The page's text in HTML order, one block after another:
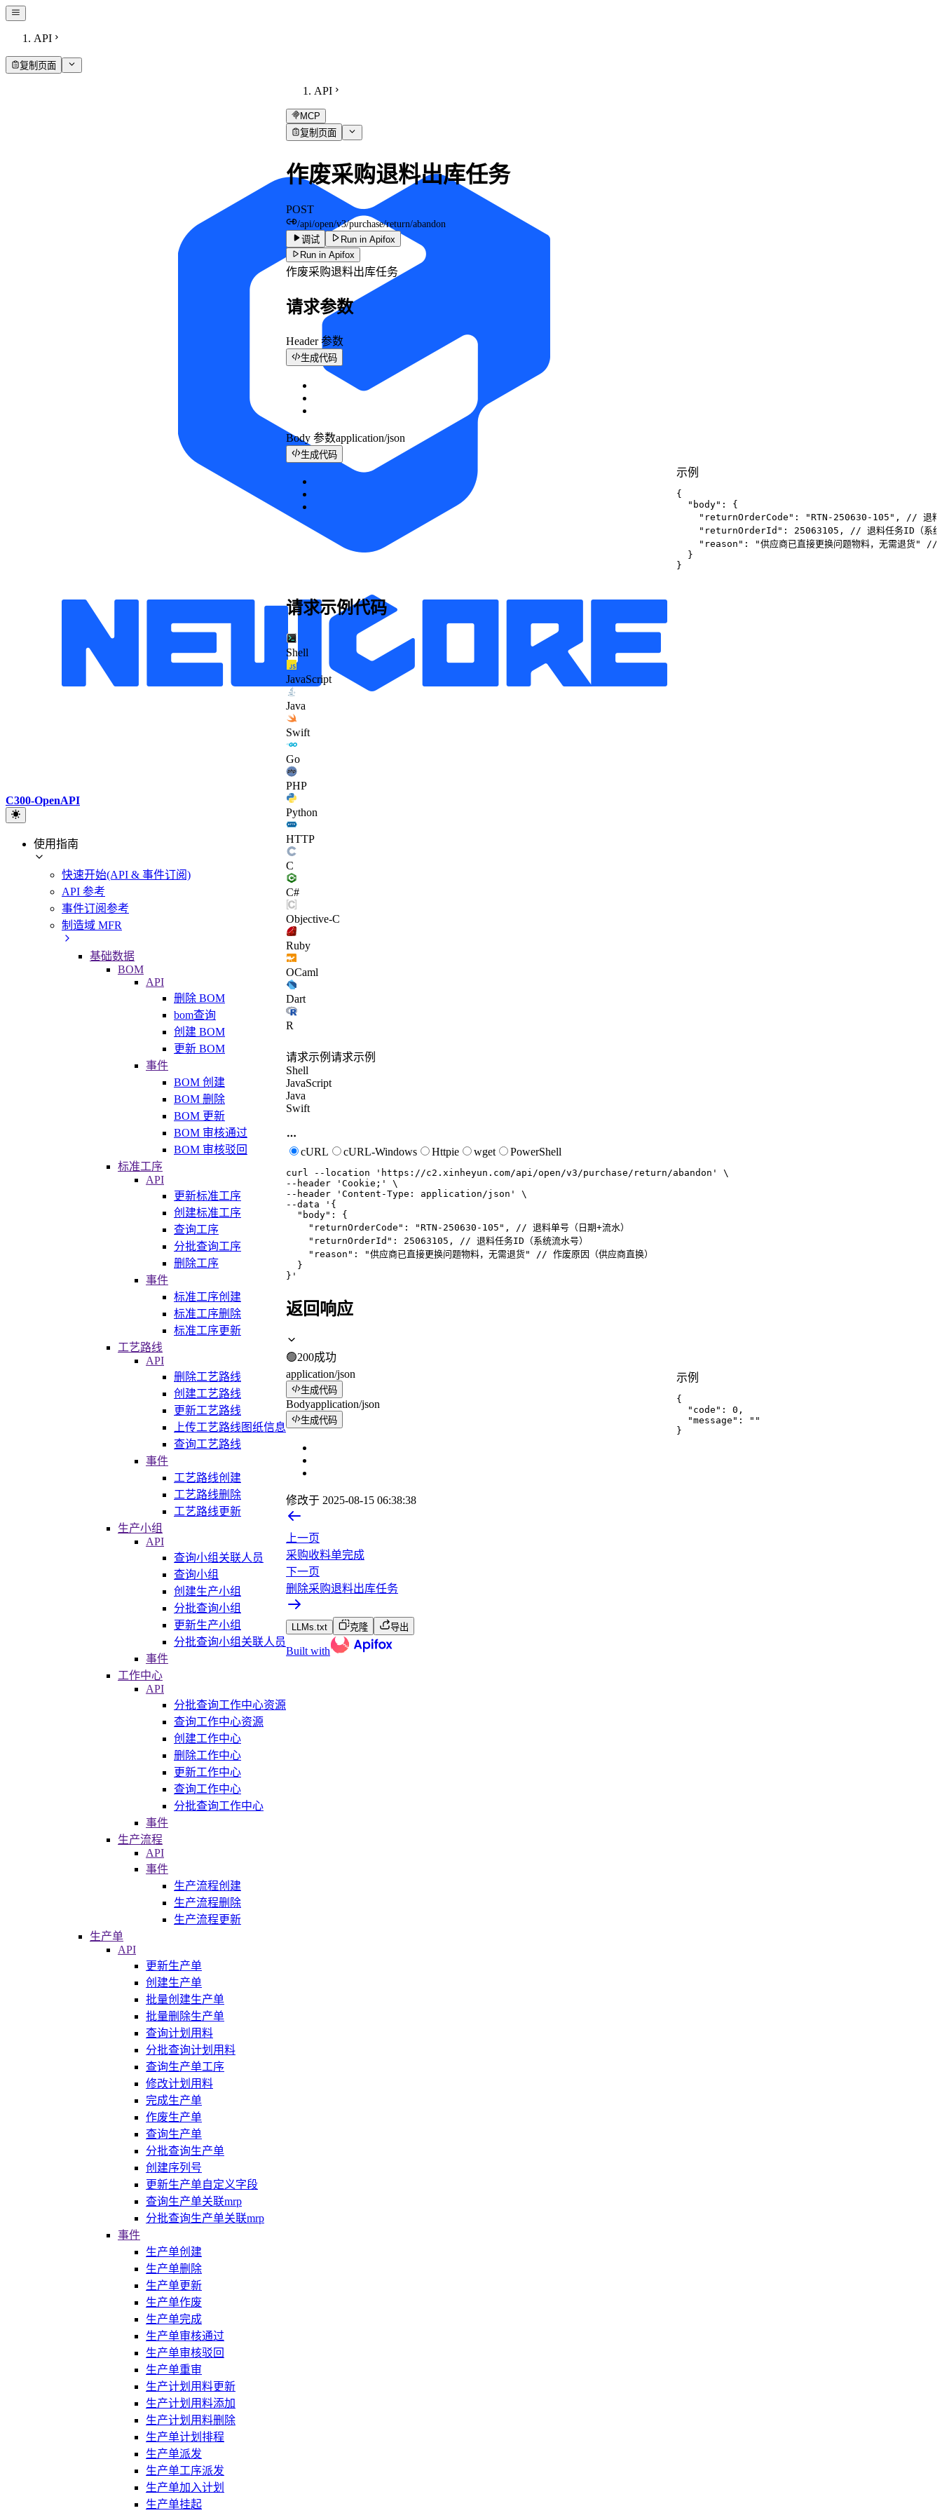
API
复制页面
C300-OpenAPI
使用指南
快速开始(API & 事件订阅)
API 参考
事件订阅参考
制造域 MFR
基础数据
BOM
API
删除 BOM
bom查询
创建 BOM
更新 BOM
事件
BOM 创建
BOM 删除
BOM 更新
BOM 审核通过
BOM 审核驳回
标准工序
API
更新标准工序
创建标准工序
查询工序
分批查询工序
删除工序
事件
标准工序创建
标准工序删除
标准工序更新
工艺路线
API
删除工艺路线
创建工艺路线
更新工艺路线
上传工艺路线图纸信息
查询工艺路线
事件
工艺路线创建
工艺路线删除
工艺路线更新
生产小组
API
查询小组关联人员
查询小组
创建生产小组
分批查询小组
更新生产小组
分批查询小组关联人员
事件
工作中心
API
分批查询工作中心资源
查询工作中心资源
创建工作中心
删除工作中心
更新工作中心
查询工作中心
分批查询工作中心
事件
生产流程
API
事件
生产流程创建
生产流程删除
生产流程更新
生产单
API
更新生产单
创建生产单
批量创建生产单
批量删除生产单
查询计划用料
分批查询计划用料
查询生产单工序
修改计划用料
完成生产单
作废生产单
查询生产单
分批查询生产单
创建序列号
更新生产单自定义字段
查询生产单关联mrp
分批查询生产单关联mrp
事件
生产单创建
生产单删除
生产单更新
生产单作废
生产单完成
生产单审核通过
生产单审核驳回
生产单重审
生产计划用料更新
生产计划用料添加
生产计划用料删除
生产单计划排程
生产单派发
生产单工序派发
生产单加入计划
生产单挂起
API
MCP
复制页面
作废采购退料出库任务
POST
/api/open/v3/purchase/return/abandon
调试
Run in Apifox
Run in Apifox
作废采购退料出库任务
请求参数
Header 参数
生成代码
Body 参数application/json
生成代码
示例
{
"body" :
{
"returnOrderCode" : "RTN-250630-105" ,
// 退料
"returnOrderId" : 25063105 ,
// 退料任务ID（系统
"reason" : "供应商已直接更换问题物料，无需退货"
//
}
}
请求示例代码
Shell
JavaScript
Java
Swift
Go
PHP
Python
HTTP
C
C#
Objective-C
Ruby
OCaml
Dart
R
请求示例 请求示例
Shell
JavaScript
Java
Swift
cURL cURL-Windows Httpie wget PowerShell
curl --location 'https://c2.xinheyun.com/api/open/v3/purchase/return/abandon'
--header
'Cookie;'
--header
'Content-Type: application/json'
--data
'{
  "body": {
    "returnOrderCode": "RTN-250630-105", // 退料单号（日期+流水）
    "returnOrderId": 25063105, // 退料任务ID（系统流水号）
    "reason": "供应商已直接更换问题物料，无需退货" // 作废原因（供应商直换）
  }
}'
返回响应
🟢200成功
application/json
生成代码
Bodyapplication/json
生成代码
示例
{
"code" : 0 ,
"message" :
""
}
修改于 2025-08-15 06:38:38
上一页
采购收料单完成
下一页
删除采购退料出库任务
LLMs.txt 克隆 导出
Built with